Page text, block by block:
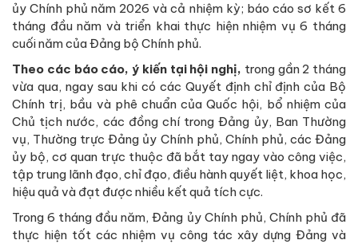
ủy Chính phủ năm 2026 và cả nhiệm kỳ; báo cáo sơ kết 6
tháng đầu năm và triển khai thực hiện nhiệm vụ 6 tháng
cuối năm của Đảng bộ Chính phủ.
Theo các báo cáo, ý kiến tại hội nghị, trong gần 2 tháng
vừa qua, ngay sau khi có các Quyết định chỉ định của Bộ
Chính trị, bầu và phê chuẩn của Quốc hội, bổ nhiệm của
Chủ tịch nước, các đồng chí trong Đảng ủy, Ban Thường
vụ, Thường trực Đảng ủy Chính phủ, Chính phủ, các Đảng
ủy bộ, cơ quan trực thuộc đã bắt tay ngay vào công việc,
tập trung lãnh đạo, chỉ đạo, điều hành quyết liệt, khoa học,
hiệu quả và đạt được nhiều kết quả tích cực.
Trong 6 tháng đầu năm, Đảng ủy Chính phủ, Chính phủ đã
thực hiện tốt các nhiệm vụ công tác xây dựng Đảng và